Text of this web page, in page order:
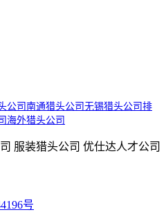
公司 南通猎头公司 无锡猎头公司排
海外猎头公司
服装猎头公司 优仕达人才公司
号